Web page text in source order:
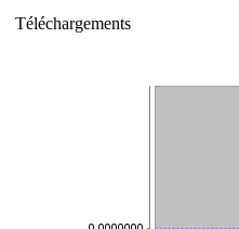
Téléchargements